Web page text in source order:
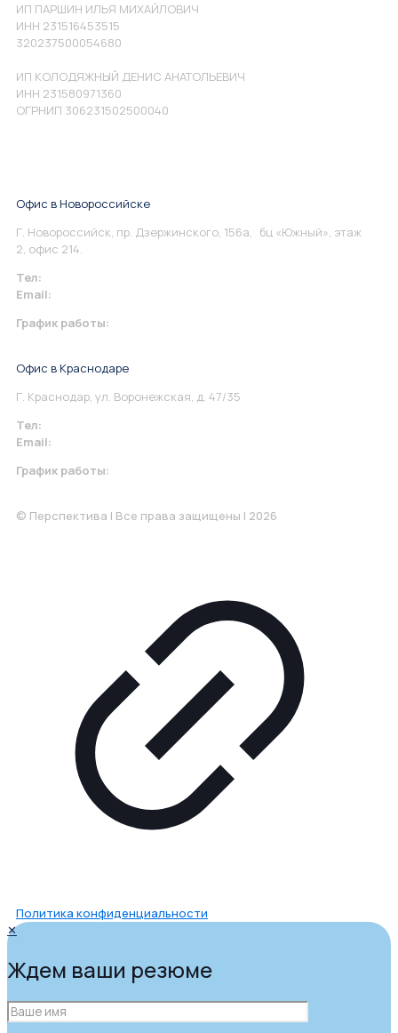
ИП ПАРШИН ИЛЬЯ МИХАЙЛОВИЧ
ИНН 231516453515
320237500054680
ИП КОЛОДЯЖНЫЙ ДЕНИС АНАТОЛЬЕВИЧ
ИНН 231580971360
ОГРНИП 306231502500040
Офис в Новороссийске
Г. Новороссийск, пр. Дзержинского, 156а, бц «Южный», этаж
2, офис 214.
Тел:
Email:
График работы:
Офис в Краснодаре
Г. Краснодар, ул. Воронежская, д. 47/35
Тел:
Email:
График работы:
© Перспектива | Все права защищены | 2026
Политика конфиденциальности
✕
Ждем ваши резюме